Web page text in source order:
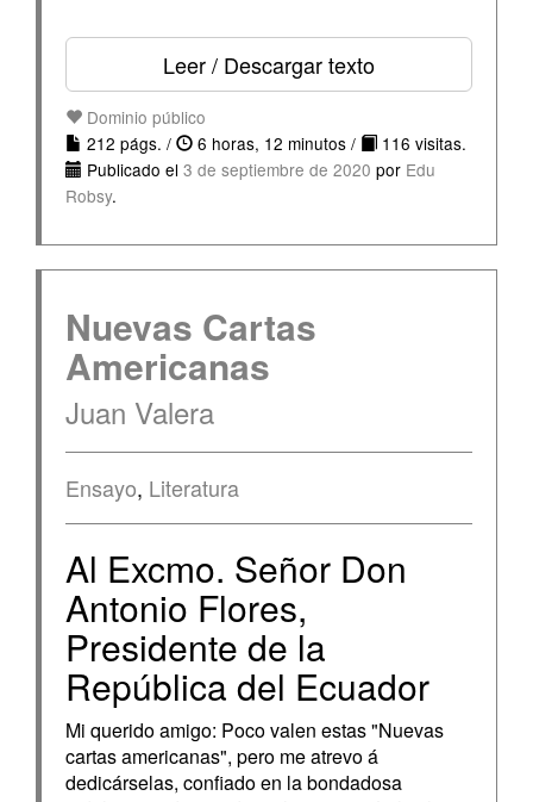
Leer / Descargar texto
Dominio público
212 págs. /
6 horas, 12 minutos /
116 visitas.
Publicado el 3 de septiembre de 2020 por Edu
Robsy.
Nuevas Cartas
Americanas
Juan Valera
Ensayo, Literatura
Al Excmo. Señor Don
Antonio Flores,
Presidente de la
República del Ecuador
Mi querido amigo: Poco valen estas "Nuevas
cartas americanas", pero me atrevo á
dedicárselas, confiado en la bondadosa